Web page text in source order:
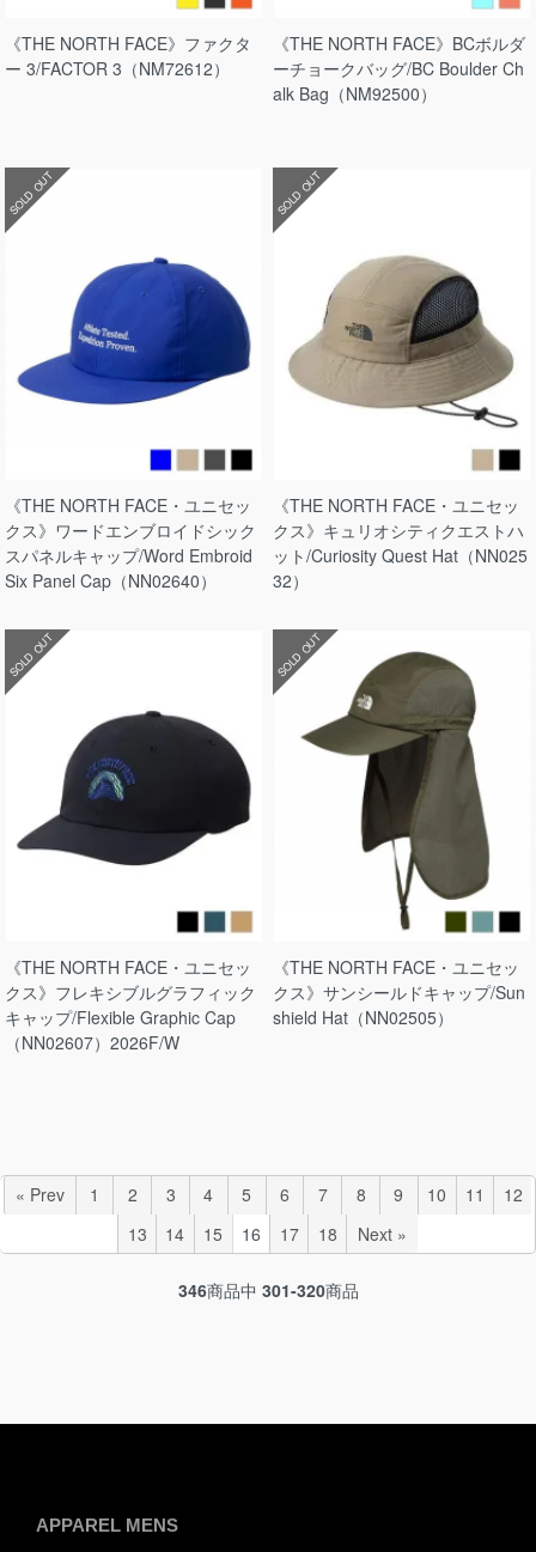
《THE NORTH FACE》ファクタ
ー 3/FACTOR 3（NM72612）
《THE NORTH FACE》BCボルダ
ーチョークバッグ/BC Boulder Ch
alk Bag（NM92500）
SOLD OUT
《THE NORTH FACE・ユニセッ
クス》ワードエンブロイドシック
スパネルキャップ/Word Embroid
Six Panel Cap（NN02640）
SOLD OUT
《THE NORTH FACE・ユニセッ
クス》キュリオシティクエストハ
ット/Curiosity Quest Hat（NN025
32）
SOLD OUT
《THE NORTH FACE・ユニセッ
クス》フレキシブルグラフィック
キャップ/Flexible Graphic Cap
（NN02607）2026F/W
SOLD OUT
《THE NORTH FACE・ユニセッ
クス》サンシールドキャップ/Sun
shield Hat（NN02505）
« Prev 1 2 3 4 5 6 7 8 9 10 11
12
13
14 15 16 17 18 Next »
346商品中 301-320商品
APPAREL MENS